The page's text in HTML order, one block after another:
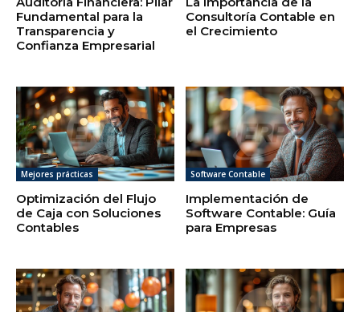
Fundamental para la
Transparencia y
Confianza Empresarial
Consultoría Contable en
el Crecimiento
Mejores prácticas
Optimización del Flujo
de Caja con Soluciones
Contables
Software Contable
Implementación de
Software Contable: Guía
para Empresas